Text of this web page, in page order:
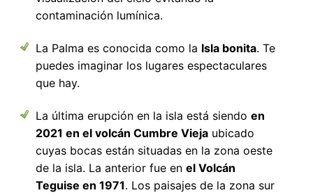
contaminación lumínica.
La Palma es conocida como la Isla bonita. Te
puedes imaginar los lugares espectaculares
que hay.
La última erupción en la isla está siendo en
2021 en el volcán Cumbre Viejaubicado
cuyas bocas están situadas en la zona oeste
de la isla. La anterior fue en el Volcán
Teguise en 1971. Los paisajes de la zona sur